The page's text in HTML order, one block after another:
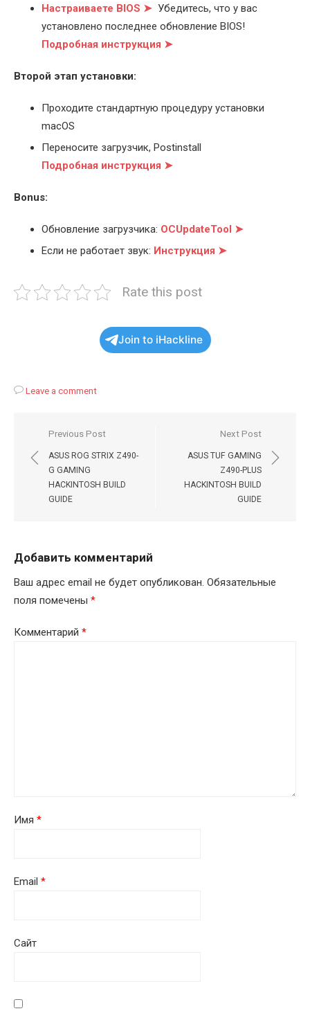
Настраиваете BIOS ➤ Убедитесь, что у вас
установлено последнее обновление BIOS!
Подробная инструкция ➤
Второй этап установки:
Проходите стандартную процедуру установки
macOS
Переносите загрузчик, Postinstall
Подробная инструкция ➤
Bonus:
Обновление загрузчика: OCUpdateTool ➤
Если не работает звук: Инструкция ➤
Rate this post
Join to iHackline
Leave a comment
Навигация
по
записям
Previous Post
ASUS ROG STRIX Z490-
G GAMING
HACKINTOSH BUILD
GUIDE
Next Post
ASUS TUF GAMING
Z490-PLUS
HACKINTOSH BUILD
GUIDE
Добавить комментарий
Ваш адрес email не будет опубликован. Обязательные
поля помечены *
Комментарий *
Имя *
Email *
Сайт